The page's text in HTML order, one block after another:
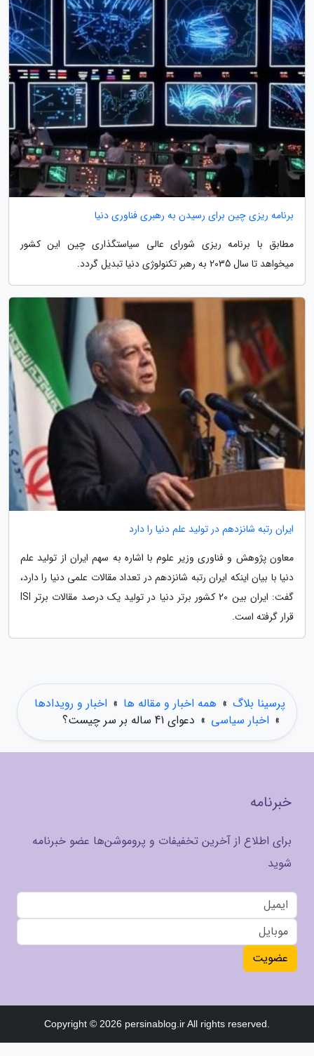
برنامه ریزی چین برای رسیدن به رهبری فناوری دنیا
مطابق با برنامه ریزی شورای عالی سیاستگذاری چین این کشور
میخواهد تا سال 2035 به رهبر تکنولوژی دنیا تبدیل گردد.
ایران رتبه شانزدهم در تولید علم دنیا را دارد
معاون پژوهش و فناوری وزیر علوم با اشاره به سهم ایران از تولید علم
دنیا با بیان اینکه ایران رتبه شانزدهم در تعداد مقالات علمی دنیا را دارد،
گفت: ایران بین 20 کشور برتر دنیا در تولید یک درصد مقالات برتر ISI
قرار گرفته است.
پرسینا بلاگ » همه اخبار و مقاله ها » اخبار و رویدادها
» اخبار سیاسی » دعوای 41 ساله بر سر چیست؟
خبرنامه
برای اطلاع از آخرین تخفیفات و پروموشن‌ها عضو خبرنامه
شوید
عضویت
Copyright © 2026 persinablog.ir All rights reserved.